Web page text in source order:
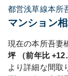
都営浅草線本所
マンション
現在の本所吾妻
坪 （前年比
より詳細な間取